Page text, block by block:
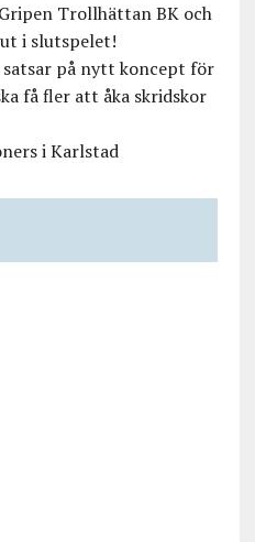
Trollhättan BK och
i slutspelet!
satsar på nytt koncept för
få fler att åka skridskor
i Karlstad